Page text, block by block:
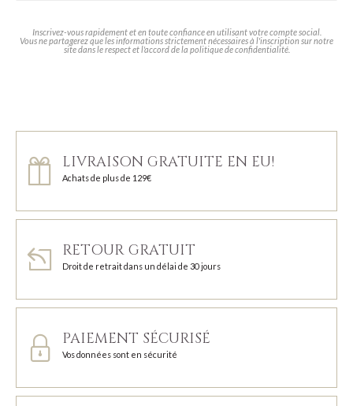
Inscrivez-vous rapidement et en toute confiance en utilisant votre compte social.
Vous ne partagerez que les informations strictement nécessaires à l'inscription sur notre
site dans le respect et l'accord de la politique de confidentialité.
LIVRAISON GRATUITE EN EU!
Achats de plus de 129€
RETOUR GRATUIT
Droit de retrait dans un délai de 30 jours
PAIEMENT SÉCURISÉ
Vos données sont en sécurité